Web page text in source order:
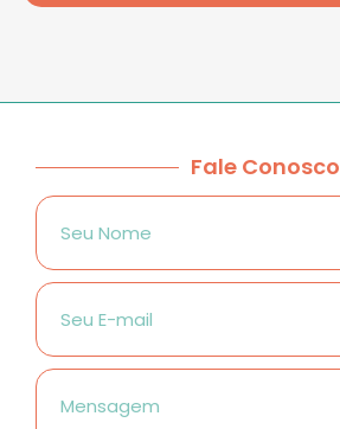
Fale Conosco